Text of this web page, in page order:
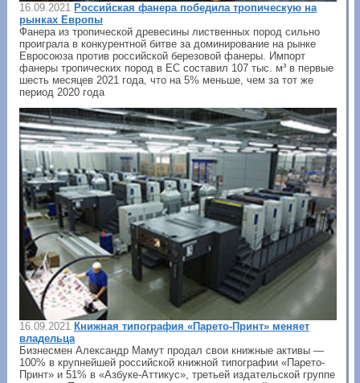
16.09.2021 Российская фанера победила тропическую на
рынках Европы
Фанера из тропической древесины лиственных пород сильно
проиграла в конкурентной битве за доминирование на рынке
Евросоюза против российской березовой фанеры. Импорт
фанеры тропических пород в ЕС составил 107 тыс. м³ в первые
шесть месяцев 2021 года, что на 5% меньше, чем за тот же
период 2020 года
16.09.2021 Книжная типография «Парето-Принт» меняет
владельца
Бизнесмен Александр Мамут продал свои книжные активы —
100% в крупнейшей российской книжной типографии «Парето-
Принт» и 51% в «Азбуке-Аттикус», третьей издательской группе